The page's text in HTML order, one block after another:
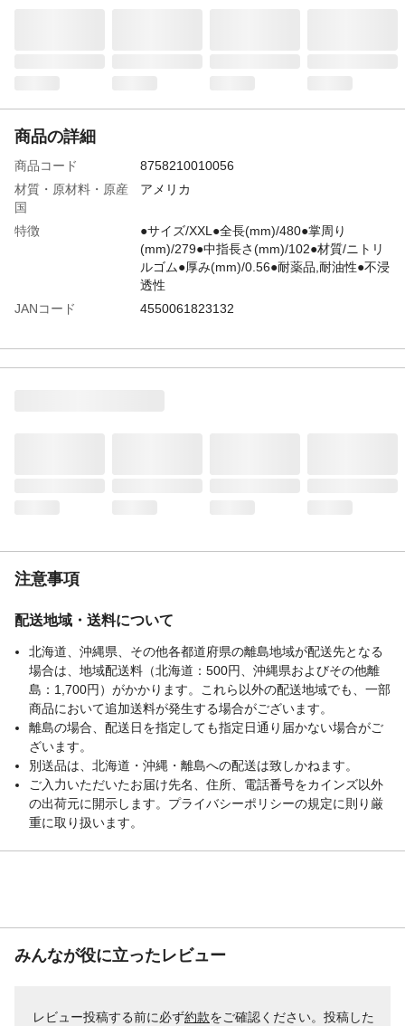
商品の詳細
商品コード
8758210010056
材質・原材料・原産
国
アメリカ
特徴
●サイズ/XXL●全長(mm)/480●掌周り
(mm)/279●中指長さ(mm)/102●材質/ニトリ
ルゴム●厚み(mm)/0.56●耐薬品,耐油性●不浸
透性
JANコード
4550061823132
注意事項
配送地域・送料について
北海道、沖縄県、その他各都道府県の離島地域が配送先となる
場合は、地域配送料（北海道：500円、沖縄県およびその他離
島：1,700円）がかかります。これら以外の配送地域でも、一部
商品において追加送料が発生する場合がございます。
離島の場合、配送日を指定しても指定日通り届かない場合がご
ざいます。
別送品は、北海道・沖縄・離島への配送は致しかねます。
ご入力いただいたお届け先名、住所、電話番号をカインズ以外
の出荷元に開示します。プライバシーポリシーの規定に則り厳
重に取り扱います。
みんなが役に立ったレビュー
レビュー投稿する前に必ず約款をご確認ください。投稿した